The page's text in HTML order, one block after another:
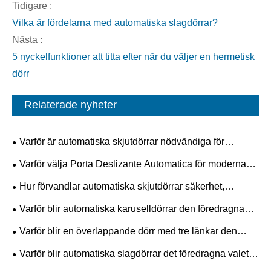
Tidigare :
Vilka är fördelarna med automatiska slagdörrar?
Nästa :
5 nyckelfunktioner att titta efter när du väljer en hermetisk
dörr
Relaterade nyheter
Varför är automatiska skjutdörrar nödvändiga för
moderna byggnader?
Varför välja Porta Deslizante Automatica för moderna
utrymmen?
Hur förvandlar automatiska skjutdörrar säkerhet,
effektivitet och framtida arkitektoniska trender?
Varför blir automatiska karuselldörrar den föredragna
entrélösningen för kommersiella byggnader?
Varför blir en överlappande dörr med tre länkar den
framtida standarden för industriell säkerhet och
Varför blir automatiska slagdörrar det föredragna valet